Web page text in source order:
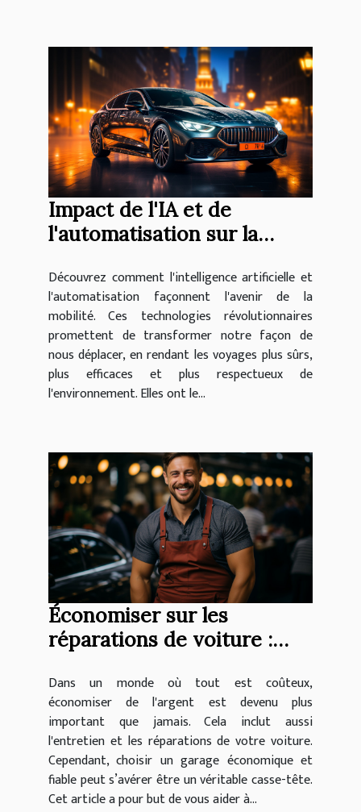
Impact de l'IA et de
l'automatisation sur la
Découvrez comment l'intelligence artificielle et
l'automatisation façonnent l'avenir de la
mobilité. Ces technologies révolutionnaires
promettent de transformer notre façon de
nous déplacer, en rendant les voyages plus sûrs,
plus efficaces et plus respectueux de
l'environnement. Elles ont le...
Économiser sur les
réparations de voiture :
garage économique et
fiable
Dans un monde où tout est coûteux,
économiser de l'argent est devenu plus
important que jamais. Cela inclut aussi
l'entretien et les réparations de votre voiture.
Cependant, choisir un garage économique et
fiable peut s’avérer être un véritable casse-tête.
Cet article a pour but de vous aider à...